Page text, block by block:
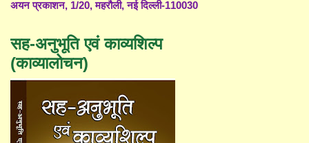
अयन प्रकाशन, 1/20, महरौली, नई दिल्ली-110030
सह-अनुभूति एवं काव्यशिल्प
(काव्यालोचन)